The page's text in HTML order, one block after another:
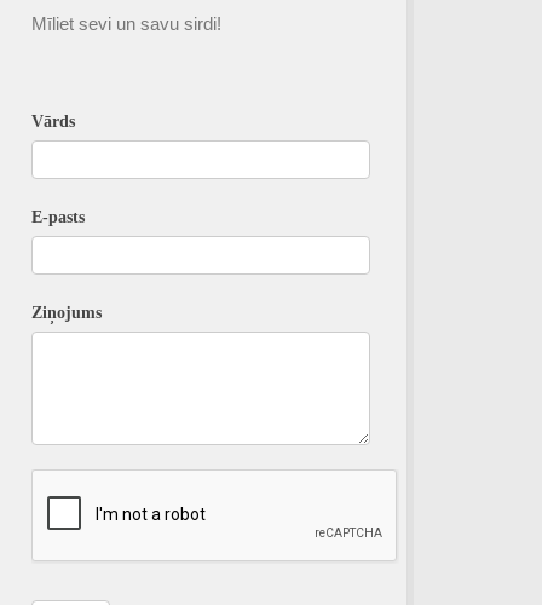
Mīliet sevi un savu sirdi!
Vārds
E-pasts
Ziņojums